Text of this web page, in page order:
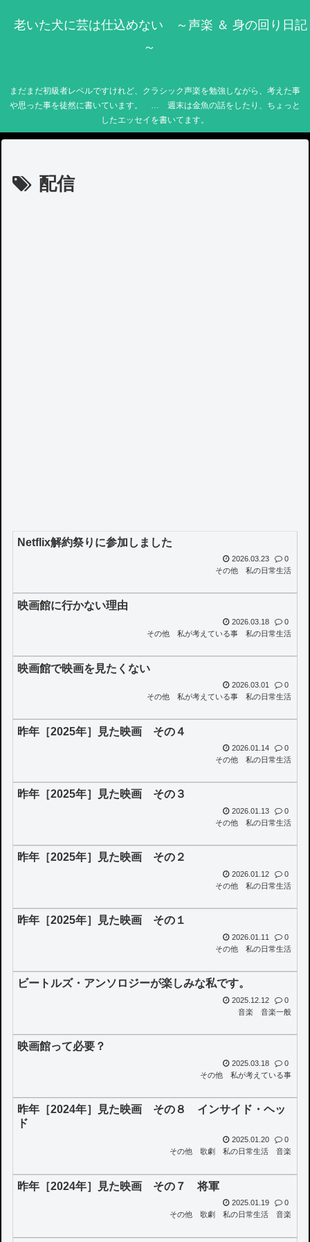
老いた犬に芸は仕込めない ～声楽 ＆ 身の回り日記
～
まだまだ初級者レベルですけれど、クラシック声楽を勉強しながら、考えた事
や思った事を徒然に書いています。 … 週末は金魚の話をしたり、ちょっと
したエッセイを書いてます。
配信
Netflix解約祭りに参加しました
2026.03.23
0
その他
私の日常生活
映画館に行かない理由
2026.03.18
0
その他
私が考えている事 私の日常生活
映画館で映画を見たくない
2026.03.01
0
その他
私が考えている事 私の日常生活
昨年［2025年］見た映画 その４
2026.01.14
0
その他
私の日常生活
昨年［2025年］見た映画 その３
2026.01.13
0
その他
私の日常生活
昨年［2025年］見た映画 その２
2026.01.12
0
その他
私の日常生活
昨年［2025年］見た映画 その１
2026.01.11
0
その他
私の日常生活
ビートルズ・アンソロジーが楽しみな私です。
2025.12.12
0
音楽
音楽一般
映画館って必要？
2025.03.18
0
その他
私が考えている事
昨年［2024年］見た映画 その８ インサイド・ヘッ
ド
2025.01.20
0
その他
歌劇 私の日常生活 音楽
昨年［2024年］見た映画 その７ 将軍
2025.01.19
0
その他
歌劇 私の日常生活 音楽